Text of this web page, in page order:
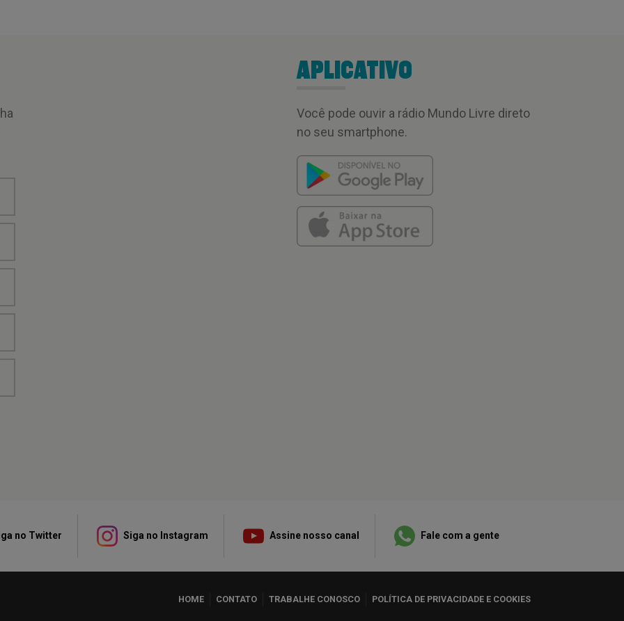
APLICATIVO
Você pode ouvir a rádio Mundo Livre direto
no seu smartphone.
no Twitter Siga no Instagram Assine nosso canal Fale com a gente
HOME CONTATO TRABALHE CONOSCO POLÍTICA DE PRIVACIDADE E COOKIES